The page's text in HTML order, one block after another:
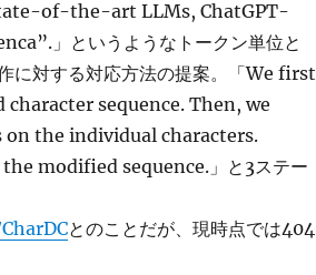
of-the-art LLMs, ChatGPT-
」というようなトークン単位と
に対する対応方法の提案。「We first
sequence. Then, we
the individual characters.
modified sequence.」と3ステー
とのことだが、現時点では404